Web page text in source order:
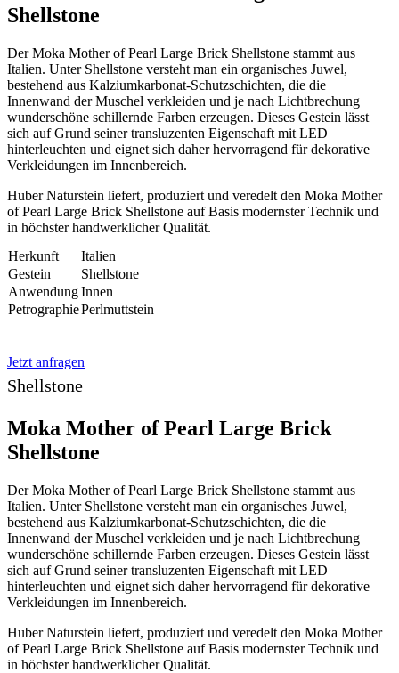
Shellstone
Der Moka Mother of Pearl Large Brick Shellstone stammt aus
Italien. Unter Shellstone versteht man ein organisches Juwel,
bestehend aus Kalziumkarbonat-Schutzschichten, die die
Innenwand der Muschel verkleiden und je nach Lichtbrechung
wunderschöne schillernde Farben erzeugen. Dieses Gestein lässt
sich auf Grund seiner transluzenten Eigenschaft mit LED
hinterleuchten und eignet sich daher hervorragend für dekorative
Verkleidungen im Innenbereich.
Huber Naturstein liefert, produziert und veredelt den Moka Mother
of Pearl Large Brick Shellstone auf Basis modernster Technik und
in höchster handwerklicher Qualität.
Herkunft
Italien
Gestein
Shellstone
AnwendungInnen
PetrographiePerlmuttstein
Jetzt anfragen
Shellstone
Moka Mother of Pearl Large Brick
Shellstone
Der Moka Mother of Pearl Large Brick Shellstone stammt aus
Italien. Unter Shellstone versteht man ein organisches Juwel,
bestehend aus Kalziumkarbonat-Schutzschichten, die die
Innenwand der Muschel verkleiden und je nach Lichtbrechung
wunderschöne schillernde Farben erzeugen. Dieses Gestein lässt
sich auf Grund seiner transluzenten Eigenschaft mit LED
hinterleuchten und eignet sich daher hervorragend für dekorative
Verkleidungen im Innenbereich.
Huber Naturstein liefert, produziert und veredelt den Moka Mother
of Pearl Large Brick Shellstone auf Basis modernster Technik und
in höchster handwerklicher Qualität.